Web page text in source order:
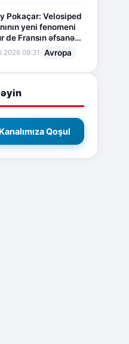
Pokaçar: Velosiped
yeni fenomeni
de Fransın əfsanəvi
09:31 Avropa
Qoşul